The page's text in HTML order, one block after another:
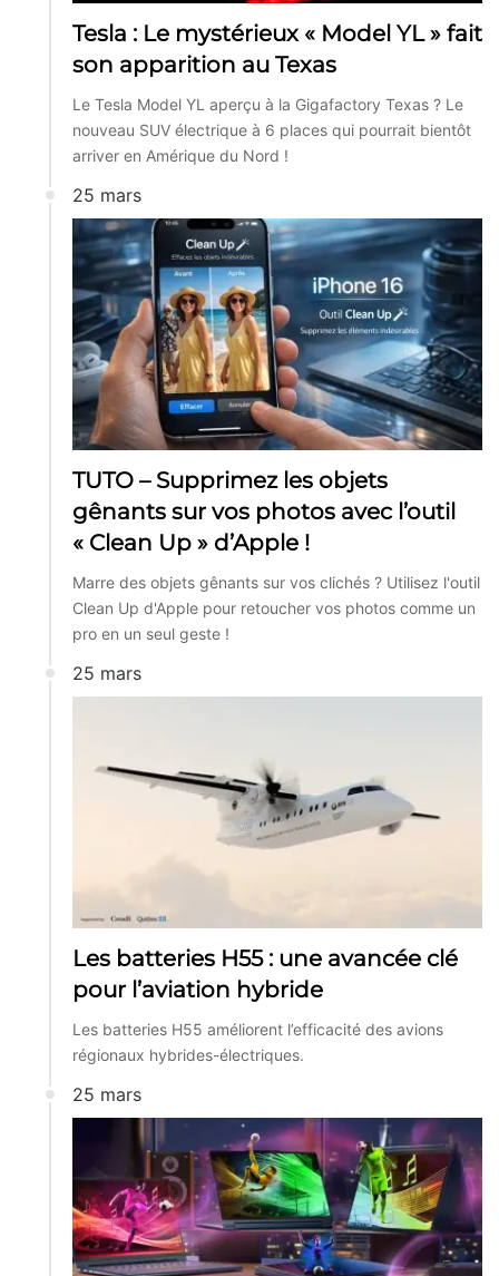
Tesla : Le mystérieux « Model YL » fait
son apparition au Texas
Le Tesla Model YL aperçu à la Gigafactory Texas ? Le
nouveau SUV électrique à 6 places qui pourrait bientôt
arriver en Amérique du Nord !
25 mars
TUTO – Supprimez les objets
gênants sur vos photos avec l’outil
« Clean Up » d’Apple !
Marre des objets gênants sur vos clichés ? Utilisez l'outil
Clean Up d'Apple pour retoucher vos photos comme un
pro en un seul geste !
25 mars
Les batteries H55 : une avancée clé
pour l’aviation hybride
Les batteries H55 améliorent l’efficacité des avions
régionaux hybrides-électriques.
25 mars